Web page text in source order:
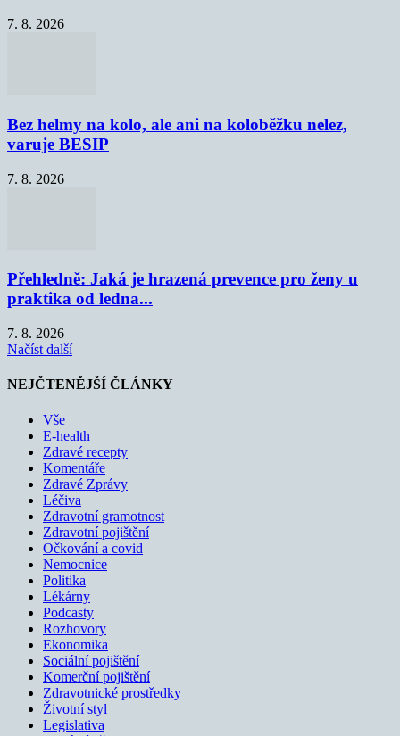
7. 8. 2026
Bez helmy na kolo, ale ani na koloběžku nelez,
varuje BESIP
7. 8. 2026
Přehledně: Jaká je hrazená prevence pro ženy u
praktika od ledna...
7. 8. 2026
Načíst další
NEJČTENĚJŠÍ ČLÁNKY
Vše
E-health
Zdravé recepty
Komentáře
Zdravé Zprávy
Léčiva
Zdravotní gramotnost
Zdravotní pojištění
Očkování a covid
Nemocnice
Politika
Lékárny
Podcasty
Rozhovory
Ekonomika
Sociální pojištění
Komerční pojištění
Zdravotnické prostředky
Životní styl
Legislativa